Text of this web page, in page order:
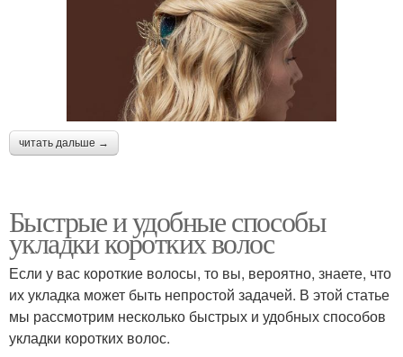
читать дальше →
Быстрые и удобные способы
укладки коротких волос
Если у вас короткие волосы, то вы, вероятно, знаете, что
их укладка может быть непростой задачей. В этой статье
мы рассмотрим несколько быстрых и удобных способов
укладки коротких волос.